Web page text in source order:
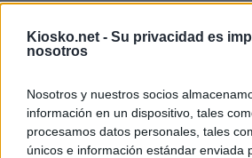
Kiosko.net - Su privacidad es
nosotros
Nosotros y nuestros socios
información en un dispositivo, tales
procesamos datos personales, tales
únicos e información estándar enviada